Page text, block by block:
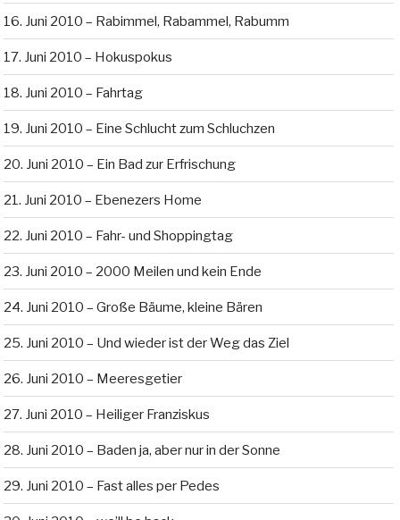
16. Juni 2010 – Rabimmel, Rabammel, Rabumm
17. Juni 2010 – Hokuspokus
18. Juni 2010 – Fahrtag
19. Juni 2010 – Eine Schlucht zum Schluchzen
20. Juni 2010 – Ein Bad zur Erfrischung
21. Juni 2010 – Ebenezers Home
22. Juni 2010 – Fahr- und Shoppingtag
23. Juni 2010 – 2000 Meilen und kein Ende
24. Juni 2010 – Große Bäume, kleine Bären
25. Juni 2010 – Und wieder ist der Weg das Ziel
26. Juni 2010 – Meeresgetier
27. Juni 2010 – Heiliger Franziskus
28. Juni 2010 – Baden ja, aber nur in der Sonne
29. Juni 2010 – Fast alles per Pedes